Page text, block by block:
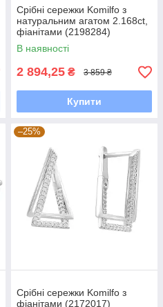
Срібні сережки Komilfo з
натуральним агатом 2.168ct,
фіанітами (2198284)
В наявності
2 894,25 ₴ 3 859 ₴
Купити
–25%
Срібні сережки Komilfo з
фіанітами (2172017)